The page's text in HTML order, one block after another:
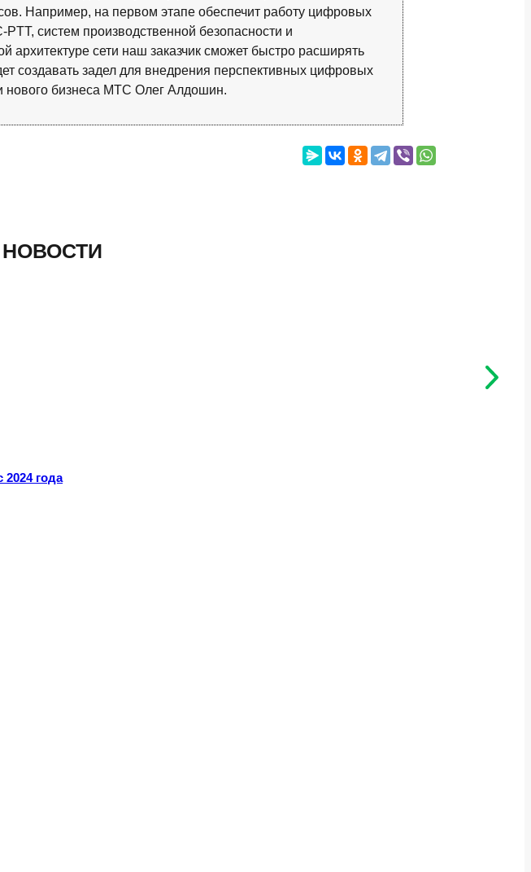
Например, на первом этапе обеспечит работу цифровых
PTT, систем производственной безопасности и
сети наш заказчик сможет быстро расширять
создавать задел для внедрения перспективных цифровых
нового бизнеса МТС Олег Алдошин.
года